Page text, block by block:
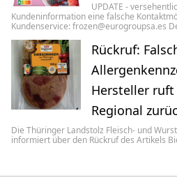
UPDATE -
Kundeninformation eine falsche
Kundenservice: frozen@eurogroupsa.es
Rückruf:
Hersteller ruft
Regional
Die Thüringer Landstolz Fleisch- und
informiert über den Rückruf des Artikels